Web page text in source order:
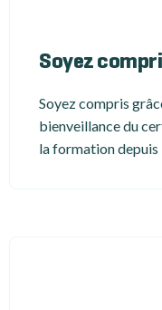
Soyez
Soyez compris
bienveillance du
la formation depuis